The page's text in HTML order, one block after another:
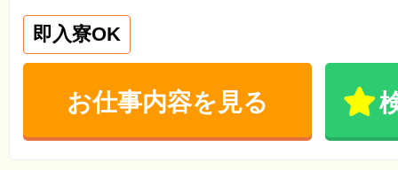
即入寮OK
お仕事内容を見る